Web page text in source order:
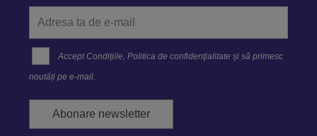
Accept Condițiile,Politica de confidenţialitate și să primesc
noutăți pe e-mail.
Abonare newsletter